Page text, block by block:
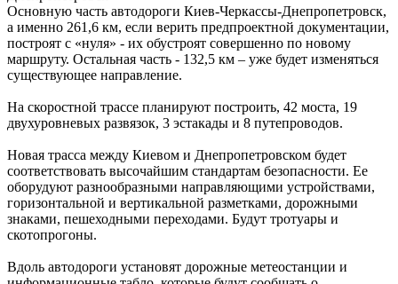
Основную часть автодороги Киев-Черкассы-Днепропетровск,
а именно 261,6 км, если верить предпроектной документации,
построят с «нуля» - их обустроят совершенно по новому
маршруту. Остальная часть - 132,5 км – уже будет изменяться
существующее направление.
На скоростной трассе планируют построить, 42 моста, 19
двухуровневых развязок, 3 эстакады и 8 путепроводов.
Новая трасса между Киевом и Днепропетровском будет
соответствовать высочайшим стандартам безопасности. Ее
оборудуют разнообразными направляющими устройствами,
горизонтальной и вертикальной разметками, дорожными
знаками, пешеходными переходами. Будут тротуары и
скотопрогоны.
Вдоль автодороги установят дорожные метеостанции и